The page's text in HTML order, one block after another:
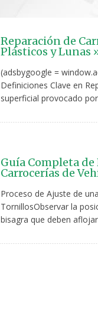
Reparación de
Plásticos y Lunas
(adsbygoogle =
Definiciones Clave en
superficial provocado
Guía Completa
Carrocerías de
Proceso de Ajuste de
TornillosObservar la
bisagra que deben